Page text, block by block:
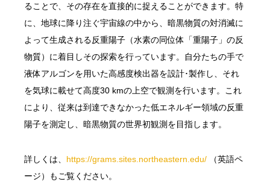
ることで、その存在を直接的に捉えることができます。特
に、地球に降り注ぐ宇宙線の中から、暗黒物質の対消滅に
よって生成される反重陽子（水素の同位体「重陽子」の反
物質）に着目しその探索を行っています。自分たちの手で
液体アルゴンを用いた高感度検出器を設計･製作し、それ
を気球に載せて高度30 kmの上空で観測を行います。これ
により、従来は到達できなかった低エネルギー領域の反重
陽子を測定し、暗黒物質の世界初観測を目指します。
詳しくは、 https://grams.sites.northeastern.edu/ （英語ペ
ージ）もご覧ください。